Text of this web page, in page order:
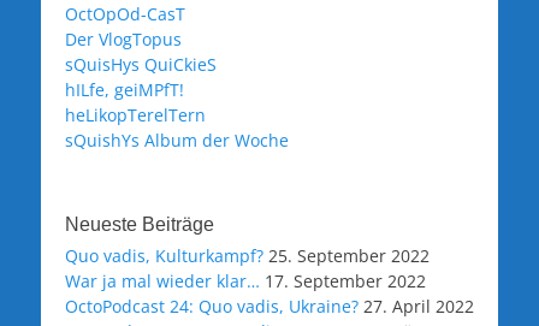
OctOpOd-CasT
Der VlogTopus
sQuisHys QuiCkieS
hILfe, geiMPfT!
heLikopTerelTern
sQuishYs Album der Woche
Neueste Beiträge
Quo vadis, Kulturkampf? 25. September 2022
War ja mal wieder klar… 17. September 2022
OctoPodcast 24: Quo vadis, Ukraine? 27. April 2022